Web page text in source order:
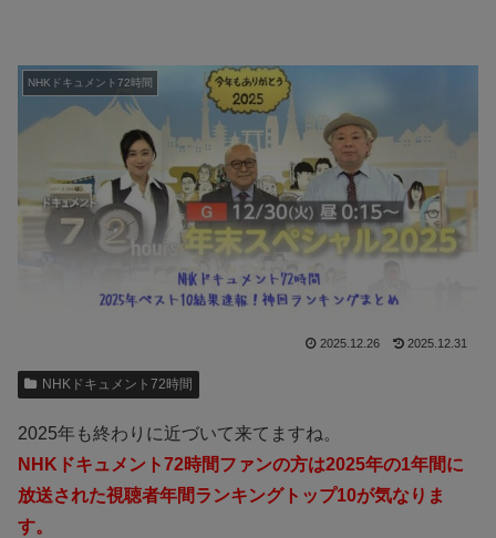
NHKドキュメント72時間
2025.12.26 2025.12.31
NHKドキュメント72時間
2025年も終わりに近づいて来てますね。
NHKドキュメント72時間ファンの方は2025年の1年間に
放送された視聴者年間ランキングトップ10が気なりま
す。